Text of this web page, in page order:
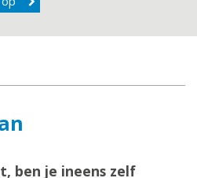
ben je ineens zelf